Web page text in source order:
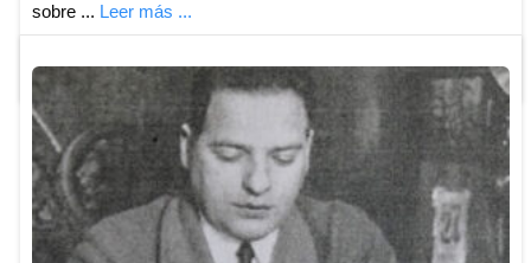
sobre ... Leer más ...